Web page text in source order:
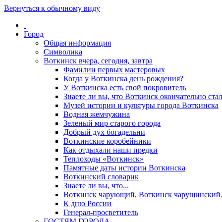
Вернуться к обычному виду
Город
Общая информация
Символика
Воткинск вчера, сегодня, завтра
Фамилии первых мастеровых
Когда у Воткинска день рождения?
У Воткинска есть свой покровитель
Знаете ли вы, что Воткинск окончательно
Музей истории и культуры города Воткинска
Водная жемчужина
Зеленый мир старого города
Добрый дух богадельни
Воткинские коробейники
Как отдыхали наши предки
Теплоходы «Воткинск»
Памятные даты истории Воткинска
Воткинский словарик
Знаете ли вы, что...
Воткинск чарующий, Воткинск
К дню России
Генерал-просветитель